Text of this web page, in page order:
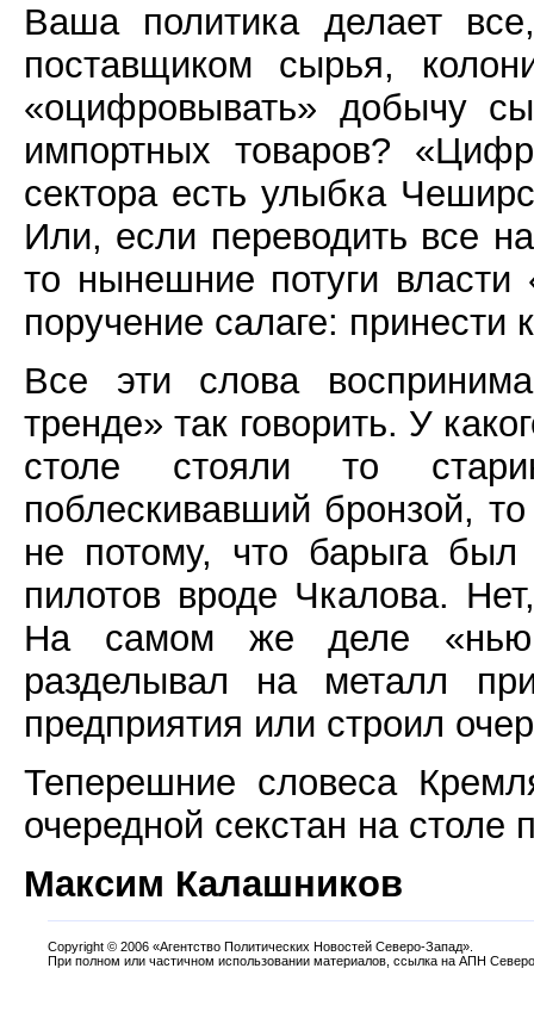
Ваша политика делает
поставщиком сырья,
«оцифровывать» добычу
импортных товаров?
сектора есть улыбка
Или, если переводить все
то нынешние потуги
поручение салаге: принести
Все эти слова
тренде» так говорить. У
столе стояли то
поблескивавший бронзой,
не потому, что барыга
пилотов вроде Чкалова.
На самом же деле
разделывал на металл
предприятия или строил
Теперешние словеса
очередной секстан на столе
Максим Калашников
Copyright © 2006 «Агентство Политических Новостей Северо-Запад».
При полном или частичном использовании материалов, ссылка на АПН